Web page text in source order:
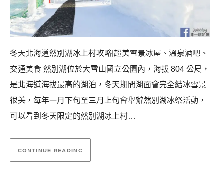
冬天北海道然別湖冰上村攻略|超美雪景冰屋、溫泉酒吧、
交通美食 然別湖位於大雪山國立公園內，海拔 804 公尺，
是北海道海拔最高的湖泊，冬天期間湖面會完全結冰雪景
很美，每年一月下旬至三月上旬會舉辦然別湖冰祭活動，
可以看到冬天限定的然別湖冰上村…
CONTINUE READING